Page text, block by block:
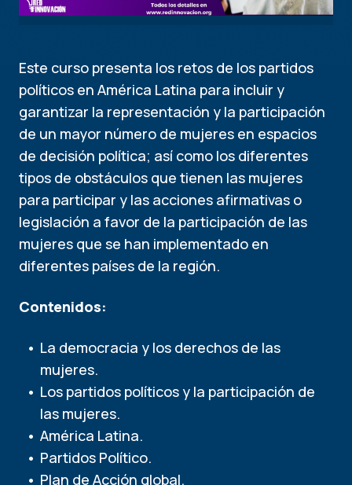
Este curso presenta los retos de los partidos
políticos en América Latina para incluir y
garantizar la representación y la participación
de un mayor número de mujeres en espacios
de decisión política; así como los diferentes
tipos de obstáculos que tienen las mujeres
para participar y las acciones afirmativas o
legislación a favor de la participación de las
mujeres que se han implementado en
diferentes países de la región.
Contenidos:
La democracia y los derechos de las
mujeres.
Los partidos políticos y la participación de
las mujeres.
América Latina.
Partidos Político.
Plan de Acción global.